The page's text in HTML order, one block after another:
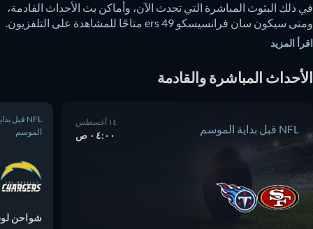
في ذلك البثوث المباشرة التي تحدث الآن، وأماكن بث الأحداث القادمة،
ومتى سيكون سان فرانسيسكو 49 ers متاحًا للمشاهدة على التلفزيون.
المزيد
المباشرة والقادمة
NFL قبل بداية الموسم ٠٤:٠٠ ص
NFL قبل بداية
الموسم
شواحن